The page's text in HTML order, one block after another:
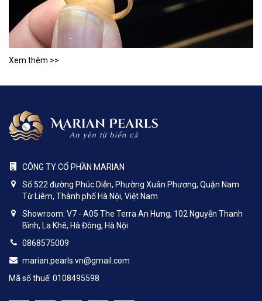
Xem thêm >>
CÔNG TY CỔ PHẦN MARIAN
Số 522 đường Phúc Diễn, Phường Xuân Phương, Quận Nam
Từ Liêm, Thành phố Hà Nội, Việt Nam
Showroom: V7 - A05 The Terra An Hưng, 102 Nguyễn Thanh
Bình, La Khê, Hà Đông, Hà Nội
0868575009
marian.pearls.vn@gmail.com
Mã số thuế: 0108495598